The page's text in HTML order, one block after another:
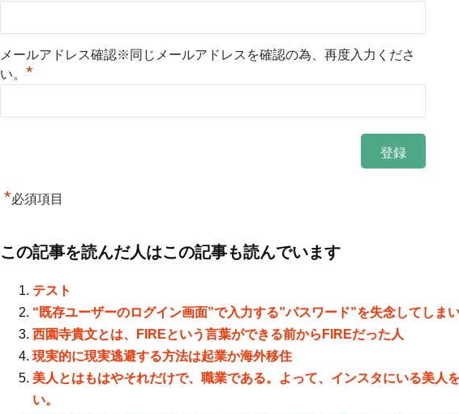
メールアドレス確認※同じメールアドレスを確認の為、再度入力くださ
い。 *
*必須項目
この記事を読んだ人はこの記事も読んでいます
テスト
“既存ユーザーのログイン画面”で入力する”パスワード”を失念してしまい
西園寺貴文とは、FIREという言葉ができる前からFIREだった人
現実的に現実逃避する方法は起業か海外移住
美人とはもはやそれだけで、職業である。よって、インスタにいる美人
い。